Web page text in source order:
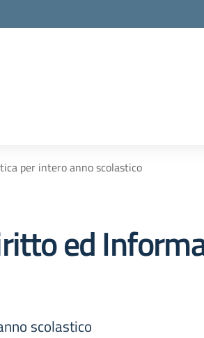
per intero anno scolastico
ed
scolastico